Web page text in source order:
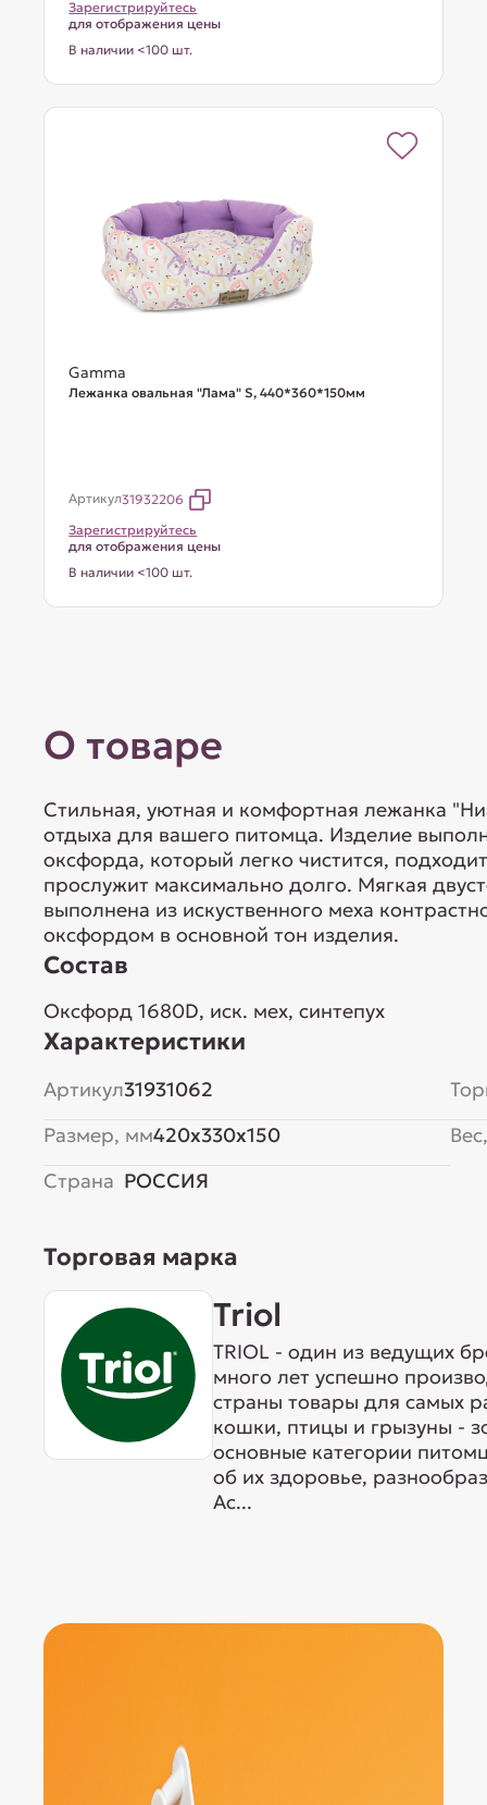
Зарегистрируйтесь
для отображения цены
В наличии <100 шт.
Gamma
Лежанка овальная "Лама" S, 440*360*150мм
Артикул31932206
Зарегистрируйтесь
для отображения цены
В наличии <100 шт.
О товаре
Стильная, уютная и комфортная лежанка
отдыха для вашего питомца. Изделие
оксфорда, который легко чистится,
прослужит максимально долго. Мягкая
выполнена из искуственного меха
оксфордом в основной тон изделия.
Состав
Оксфорд 1680D, иск. мех, синтепух
Характеристики
Артикул31931062
Размер, мм420x330x150
Страна РОССИЯ
Торговая марка
Triol
TRIOL - один из ведущих
много лет успешно
страны товары для самых
кошки, птицы и грызуны -
основные категории
об их здоровье,
Ас...